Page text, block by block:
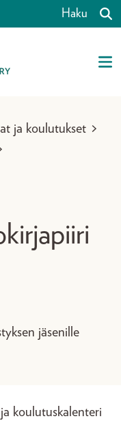
Haku
ja koulutukset >
jäsenille
koulutuskalenteri